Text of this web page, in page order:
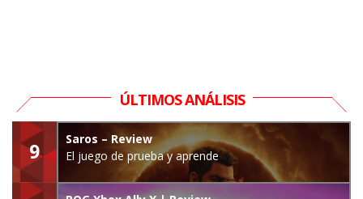
ÚLTIMOS ANÁLISIS
9
Saros – Review
El juego de prueba y aprende